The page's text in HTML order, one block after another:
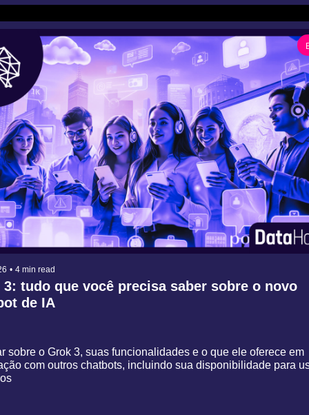
• 4 min read
3: tudo que você precisa saber sobre o novo
de IA
sobre o Grok 3, suas funcionalidades e o que ele oferece em
com outros chatbots, incluindo sua disponibilidade para